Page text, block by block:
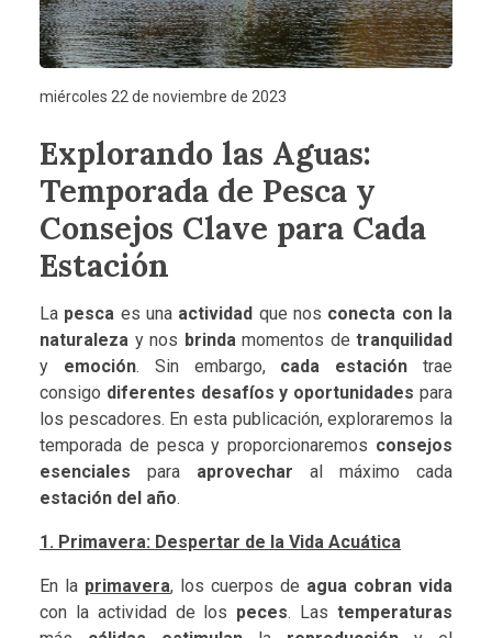
miércoles 22 de noviembre de 2023
Explorando las Aguas:
Temporada de Pesca y
Consejos Clave para Cada
Estación
La pesca es una actividad que nos conecta con la
naturaleza y nos brinda momentos de tranquilidad
y emoción. Sin embargo, cada estación trae
consigo diferentes desafíos y oportunidades para
los pescadores. En esta publicación, exploraremos la
temporada de pesca y proporcionaremos consejos
esenciales para aprovechar al máximo cada
estación del año.
1. Primavera: Despertar de la Vida Acuática
En la primavera, los cuerpos de agua cobran vida
con la actividad de los peces. Lastemperaturas